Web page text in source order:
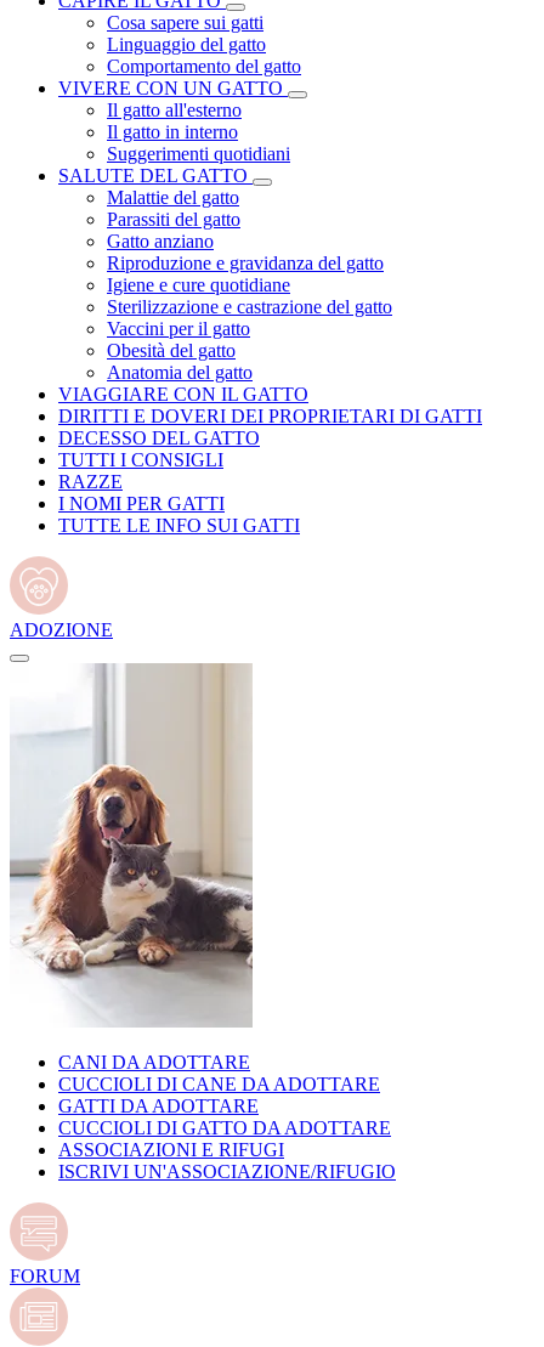
Cosa sapere sui gatti
Linguaggio del gatto
Comportamento del gatto
VIVERE CON UN GATTO
Il gatto all'esterno
Il gatto in interno
Suggerimenti quotidiani
SALUTE DEL GATTO
Malattie del gatto
Parassiti del gatto
Gatto anziano
Riproduzione e gravidanza del gatto
Igiene e cure quotidiane
Sterilizzazione e castrazione del gatto
Vaccini per il gatto
Obesità del gatto
Anatomia del gatto
VIAGGIARE CON IL GATTO
DIRITTI E DOVERI DEI PROPRIETARI DI GATTI
DECESSO DEL GATTO
TUTTI I CONSIGLI
RAZZE
I NOMI PER GATTI
TUTTE LE INFO SUI GATTI
ADOZIONE
CANI DA ADOTTARE
CUCCIOLI DI CANE DA ADOTTARE
GATTI DA ADOTTARE
CUCCIOLI DI GATTO DA ADOTTARE
ASSOCIAZIONI E RIFUGI
ISCRIVI UN'ASSOCIAZIONE/RIFUGIO
FORUM